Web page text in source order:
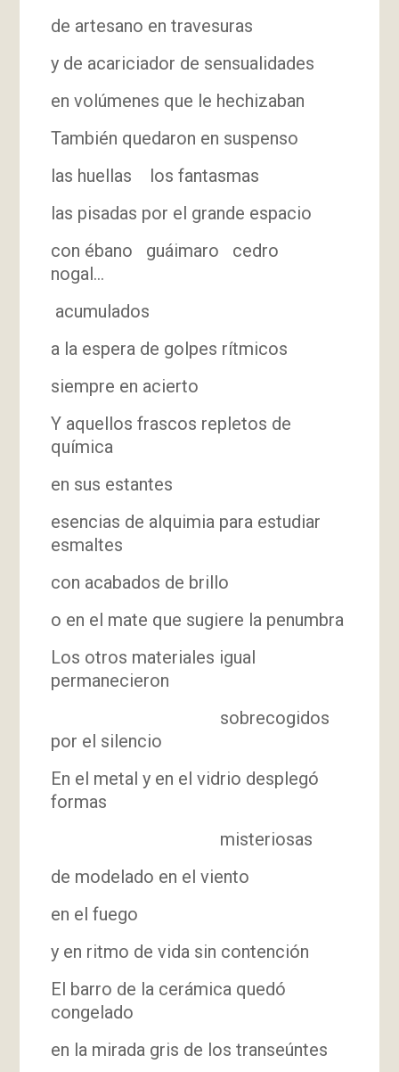
de artesano en travesuras
y de acariciador de sensualidades
en volúmenes que le hechizaban
También quedaron en suspenso
las huellas los fantasmas
las pisadas por el grande espacio
con ébano guáimaro cedro
nogal…
acumulados
a la espera de golpes rítmicos
siempre en acierto
Y aquellos frascos repletos de
química
en sus estantes
esencias de alquimia para estudiar
esmaltes
con acabados de brillo
o en el mate que sugiere la penumbra
Los otros materiales igual
permanecieron
sobrecogidos
por el silencio
En el metal y en el vidrio desplegó
formas
misteriosas
de modelado en el viento
en el fuego
y en ritmo de vida sin contención
El barro de la cerámica quedó
congelado
en la mirada gris de los transeúntes